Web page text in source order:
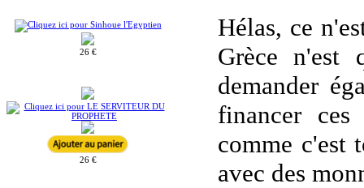
26 €
26 €
Hélas, ce
Grèce n'est
demander
financer ces
comme c'est
avec des